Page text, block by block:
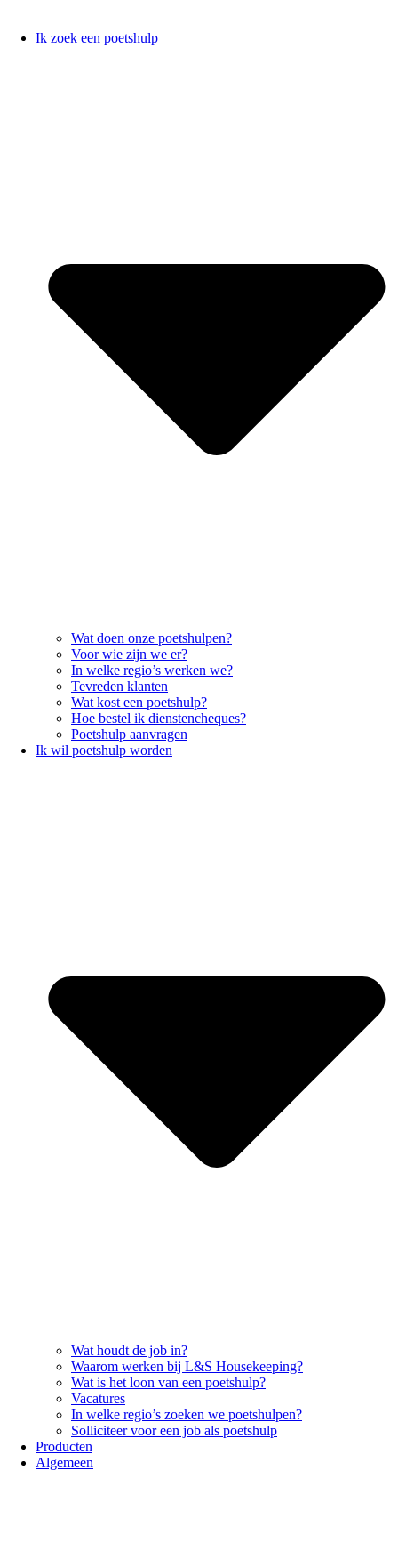
Ik zoek een poetshulp
Wat doen onze poetshulpen?
Voor wie zijn we er?
In welke regio’s werken we?
Tevreden klanten
Wat kost een poetshulp?
Hoe bestel ik dienstencheques?
Poetshulp aanvragen
Ik wil poetshulp worden
Wat houdt de job in?
Waarom werken bij L&S Housekeeping?
Wat is het loon van een poetshulp?
Vacatures
In welke regio’s zoeken we poetshulpen?
Solliciteer voor een job als poetshulp
Producten
Algemeen